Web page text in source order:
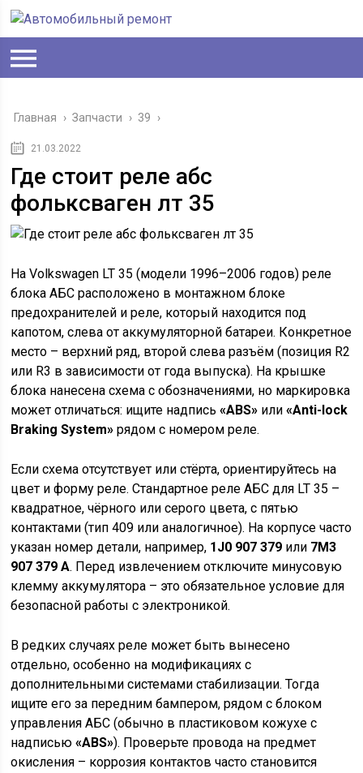
Главная › Запчасти › 39 ›
21.03.2022
Где стоит реле абс
фольксваген лт 35
На Volkswagen LT 35 (модели 1996–2006 годов) реле
блока АБС расположено в монтажном блоке
предохранителей и реле, который находится под
капотом, слева от аккумуляторной батареи. Конкретное
место – верхний ряд, второй слева разъём (позиция R2
или R3 в зависимости от года выпуска). На крышке
блока нанесена схема с обозначениями, но маркировка
может отличаться: ищите надпись«ABS» или«Anti-lock
Braking System» рядом с номером реле.
Если схема отсутствует или стёрта, ориентируйтесь на
цвет и форму реле. Стандартное реле АБС для LT 35 –
квадратное, чёрного или серого цвета, с пятью
контактами (тип 409 или аналогичное). На корпусе часто
указан номер детали, например, 1J0 907 379 или 7M3
907 379 A. Перед извлечением отключите минусовую
клемму аккумулятора – это обязательное условие для
безопасной работы с электроникой.
В редких случаях реле может быть вынесено
отдельно, особенно на модификациях с
дополнительными системами стабилизации. Тогда
ищите его за передним бампером, рядом с блоком
управления АБС (обычно в пластиковом кожухе с
надписью«ABS»). Проверьте провода на предмет
окисления – коррозия контактов часто становится